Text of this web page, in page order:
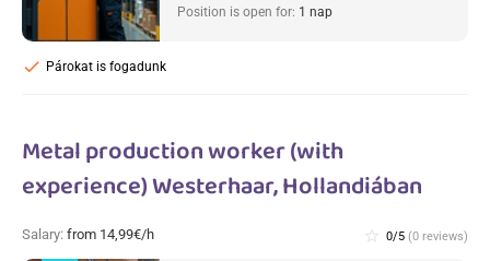
Position is open for: 1 nap
Párokat is fogadunk
check
Metal production worker (with
experience) Westerhaar, Hollandiában
Salary: from 14,99€/h star_border 0/5 (0 reviews)